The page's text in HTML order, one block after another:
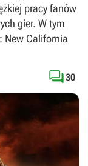
pracy fanów
gier. W tym
New California
30